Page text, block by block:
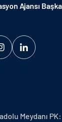
Ajansı
Meydanı